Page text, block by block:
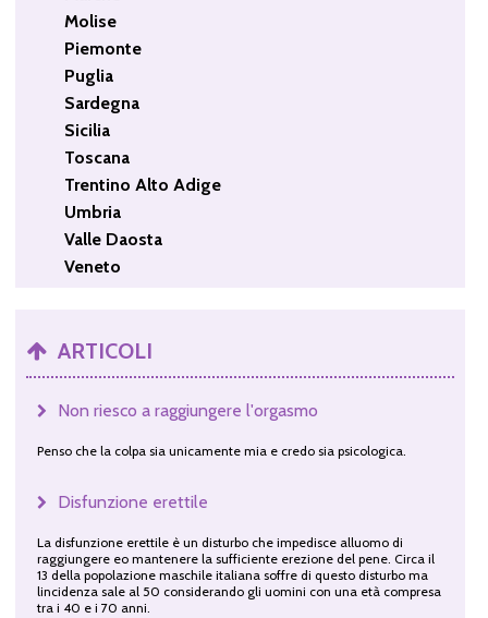
Molise
Piemonte
Puglia
Sardegna
Sicilia
Toscana
Trentino Alto Adige
Umbria
Valle Daosta
Veneto
ARTICOLI
Non riesco a raggiungere l'orgasmo
Penso che la colpa sia unicamente mia e credo sia psicologica.
Disfunzione erettile
La disfunzione erettile è un disturbo che impedisce alluomo di
raggiungere eo mantenere la sufficiente erezione del pene. Circa il
13 della popolazione maschile italiana soffre di questo disturbo ma
lincidenza sale al 50 considerando gli uomini con una età compresa
tra i 40 e i 70 anni.